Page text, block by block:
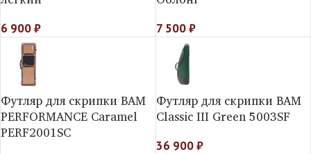
6 900₽ 7 500₽
Футляр для скрипки BAM
PERFORMANCE Caramel
PERF2001SC
Футляр для скрипки BAM
Classic III Green 5003SF
36 900₽